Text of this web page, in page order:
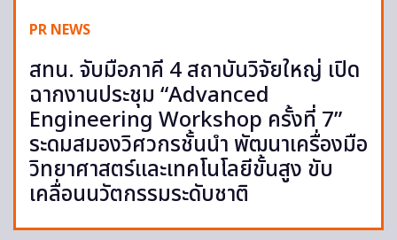
PR NEWS
สทน. จับมือภาคี 4 สถาบันวิจัยใหญ่ เปิด
ฉากงานประชุม “Advanced
Engineering Workshop ครั้งที่ 7”
ระดมสมองวิศวกรชั้นนำ พัฒนาเครื่องมือ
วิทยาศาสตร์และเทคโนโลยีขั้นสูง ขับ
เคลื่อนนวัตกรรมระดับชาติ